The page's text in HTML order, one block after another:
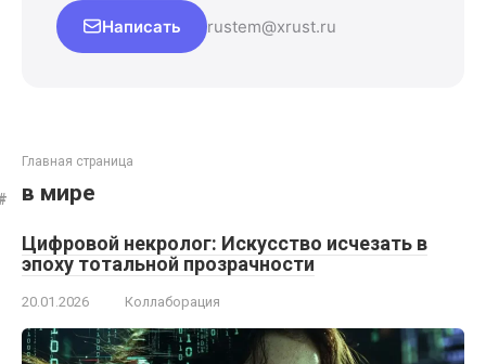
Написать rustem@xrust.ru
Главная страница
в мире
Цифровой некролог: Искусство исчезать в
эпоху тотальной прозрачности
20.01.2026 Коллаборация